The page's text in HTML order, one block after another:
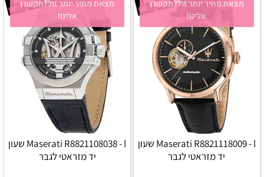
מצאת מחיר יותר זול?תקשרו
אלינו!
Maserati R8821118009 - l שעון
יד מזראטי לגבר
מצאת מחיר יותר זול?תקשרו
אלינו!
Maserati R8821108038 - l שעון
יד מזראטי לגבר